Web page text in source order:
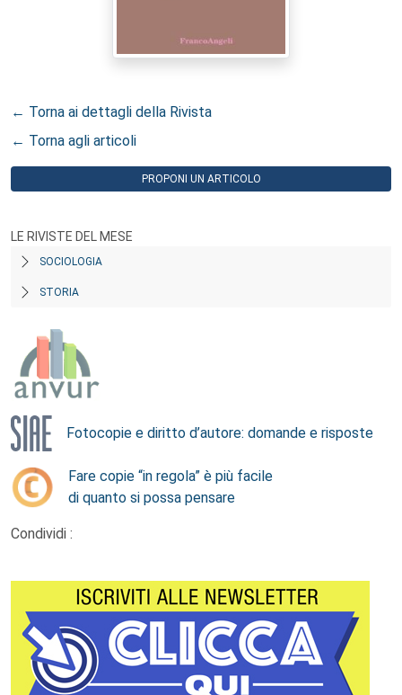
← Torna ai dettagli della Rivista
← Torna agli articoli
PROPONI UN ARTICOLO
LE RIVISTE DEL MESE
SOCIOLOGIA
STORIA
Fotocopie e diritto d’autore: domande e risposte
Fare copie “in regola” è più facile
di quanto si possa pensare
Condividi :